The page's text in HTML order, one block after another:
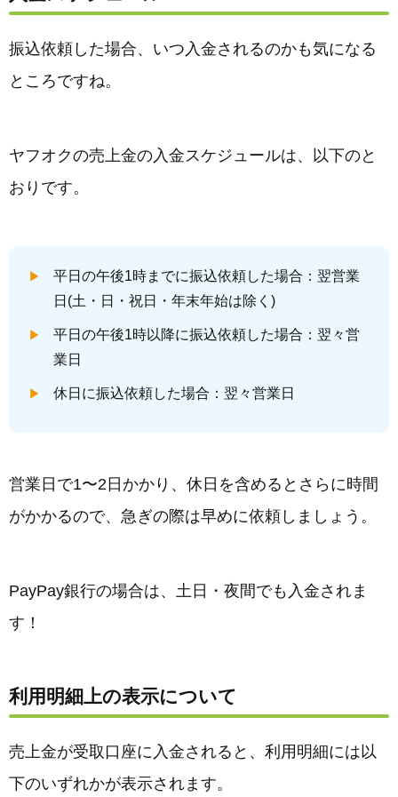
振込依頼した場合、いつ入金されるのかも気になる
ところですね。
ヤフオクの売上金の入金スケジュールは、以下のと
おりです。
平日の午後1時までに振込依頼した場合：翌営業
日(土・日・祝日・年末年始は除く)
平日の午後1時以降に振込依頼した場合：翌々営
業日
休日に振込依頼した場合：翌々営業日
営業日で1〜2日かかり、休日を含めるとさらに時間
がかかるので、急ぎの際は早めに依頼しましょう。
PayPay銀行の場合は、土日・夜間でも入金されま
す！
利用明細上の表示について
売上金が受取口座に入金されると、利用明細には以
下のいずれかが表示されます。